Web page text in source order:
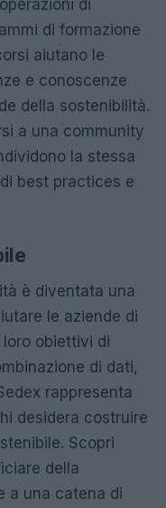
di
di formazione
aiutano le
e conoscenze
della sostenibilità.
a una community
la stessa
best practices e
è diventata una
le aziende di
obiettivi di
di dati,
rappresenta
desidera costruire
Scopri
della
a una catena di